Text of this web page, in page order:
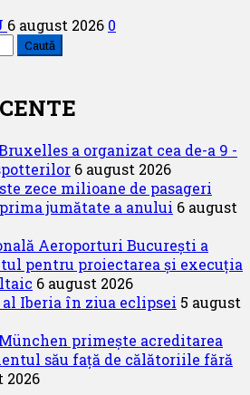
6 august 2026 0
a organizat cea de-a 9 -
6 august 2026
zece milioane de pasageri
jumătate a anului 6 august
Aeroporturi București a
pentru proiectarea și execuția
6 august 2026
al Iberia în ziua eclipsei 5 august
primește acreditarea
său față de călătoriile fără
2026